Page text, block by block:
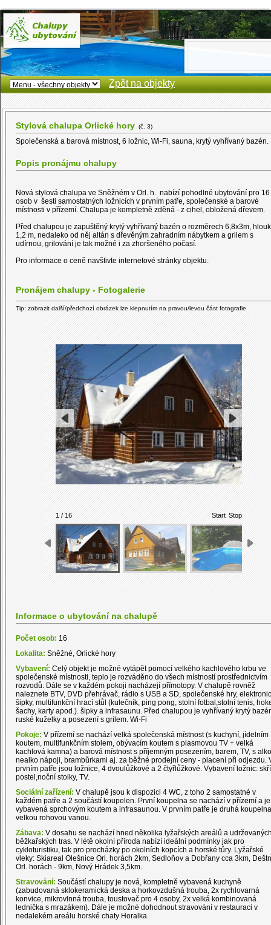
Zpět na objekty
Stylová chalupa Orlické hory (č. 3)
Společenská a barová místnost, 6 ložnic, Wi-Fi, sauna, krytý vyhřívaný bazén.
Popis pronájmu chalupy
Nová stylová chalupa ve Sněžném v Orl. h. nabízí pohodlné ubytování pro 16
osob v šesti samostatných ložnicích v prvním patře, společenské a barové
místnosti v přízemí. Chalupa je kompletně zděná - z cihel, obložená dřevem.
Před chalupou je zapuštěný krytý vyhřívaný bazén o rozměrech 6,8x3m,
1,2 m, nedaleko od něj altán s dřevěným zahradním nábytkem a grilem s
udírnou, grilování je tak možné i za zhoršeného počasí.
Pro informace o ceně navštivte internetové stránky objektu.
Pronájem chalupy - Fotogalerie
Tip: zobrazit další/předchozí obrázek lze klepnutím na pravou/levou část fotografie
1 / 16 Start Stop
Informace o ubytování na chalupě
Počet osob: 16
Lokalita: Sněžné, Orlické hory
Vybavení: Celý objekt je možné vytápět pomocí velkého kachlového krbu ve
společenské místnosti, teplo je rozváděno do všech místností prostřednictvím
rozvodů. Dále se v každém pokoji nacházejí přímotopy. V chalupě rovněž
naleznete BTV, DVD přehrávač, rádio s USB a SD, společenské hry,
šipky, multifunkční hrací stůl (kulečník, ping pong, stolní fotbal,stolní tenis,
šachy, karty apod.). šipky a infrasaunu. Před chalupou je vyhřívaný krytý
ruské kuželky a posezení s grilem. Wi-Fi
Pokoje: V přízemí se nachází velká společenská místnost (s kuchyní, jídelním
koutem, multifunkčním stolem, obývacím koutem s plasmovou TV + velká
kachlová kamna) a barová místnost s příjemným posezením, barem, TV, s
nealko nápoji, brambůrkami aj. za běžné prodejní ceny - placení při odjezdu.
prvním patře jsou ložnice, 4 dvoulůžkové a 2 čtyřlůžkové. Vybavení ložnic:
postel,noční stolky, TV.
Sociální zařízení: V chalupě jsou k dispozici 4 WC, z toho 2 samostatné v
každém patře a 2 součástí koupelen. První koupelna se nachází v přízemí a je
vybavená sprchovým koutem a infrasaunou. V prvním patře je druhá
velkou rohovou vanou.
Zábava: V dosahu se nachází hned několika lyžařských areálů a
běžkařských tras. V létě okolní příroda nabízí ideální podmínky jak pro
cykloturistiku, tak pro procházky po okolních kopcích a horské tůry. Lyžařské
vleky: Skiareal Olešnice Orl. horách 2km, Sedloňov a Dobřany cca 3km,
Orl. horách - 9km, Nový Hrádek 3,5km.
Stravování: Součástí chalupy je nová, kompletně vybavená kuchyně
(zabudovaná sklokeramická deska a horkovzdušná trouba, 2x rychlovarná
konvice, mikrovlnná trouba, toustovač pro 4 osoby, 2x velká kombinovaná
lednička s mrazákem). Dále je možné dohodnout stravování v restauraci v
nedalekém areálu horské chaty Horalka.